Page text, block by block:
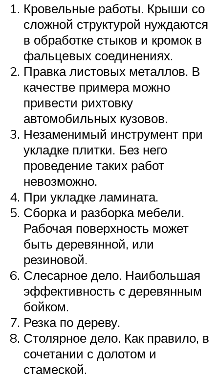
Кровельные работы. Крыши со
сложной структурой нуждаются
в обработке стыков и кромок в
фальцевых соединениях.
Правка листовых металлов. В
качестве примера можно
привести рихтовку
автомобильных кузовов.
Незаменимый инструмент при
укладке плитки. Без него
проведение таких работ
невозможно.
При укладке ламината.
Сборка и разборка мебели.
Рабочая поверхность может
быть деревянной, или
резиновой.
Слесарное дело. Наибольшая
эффективность с деревянным
бойком.
Резка по дереву.
Столярное дело. Как правило, в
сочетании с долотом и
стамеской.